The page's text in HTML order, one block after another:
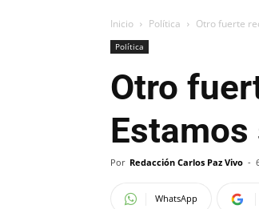
Inicio Política Otro fuerte
Política
Otro
Por Redacción Carlos Paz Vivo -
WhatsApp